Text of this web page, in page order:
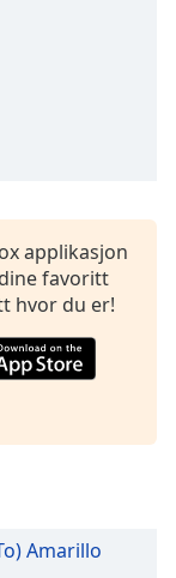
applikasjon
favoritt
hvor du er!
Amarillo